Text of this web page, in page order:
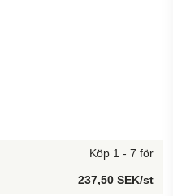
Köp 1 - 7 för
237,50 SEK/st